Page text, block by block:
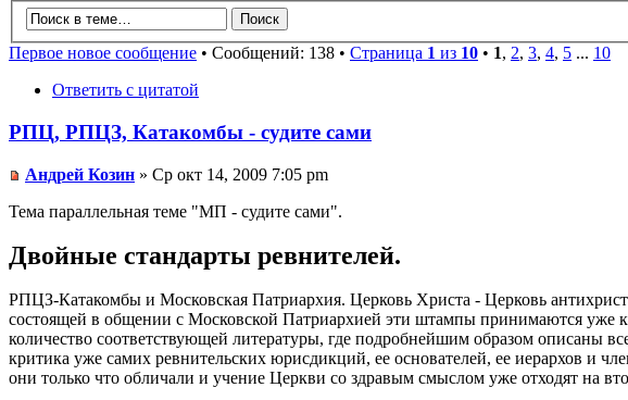
Первое новое сообщение • Сообщений: 138 • Страница 1 из 10 • 1, 2, 3, 4, 5 ... 10
Ответить с цитатой
РПЦ, РПЦЗ, Катакомбы - судите сами
Андрей Козин » Ср окт 14, 2009 7:05 pm
Тема параллельная теме "МП - судите сами".
Двойные стандарты ревнителей.
РПЦЗ-Катакомбы и Московская Патриархия. Церковь Христа - Церковь
состоящей в общении с Московской Патриархией эти штампы принимаются уже
количество соответствующей литературы, где подробнейшим образом описаны
критика уже самих ревнительских юрисдикций, ее основателей, ее иерархов и
они только что обличали и учение Церкви со здравым смыслом уже отходят на